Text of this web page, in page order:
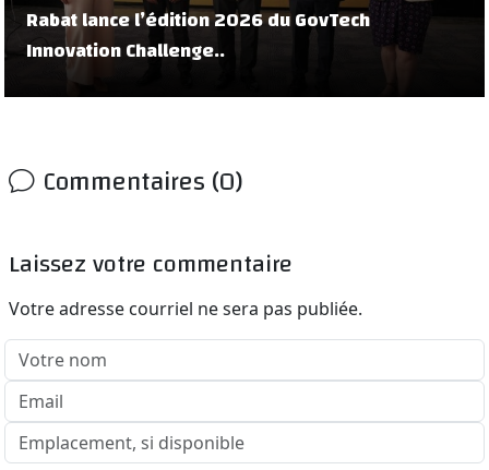
Rabat lance l’édition 2026 du GovTech
Innovation Challenge..
Commentaires (0)
Laissez votre commentaire
Votre adresse courriel ne sera pas publiée.